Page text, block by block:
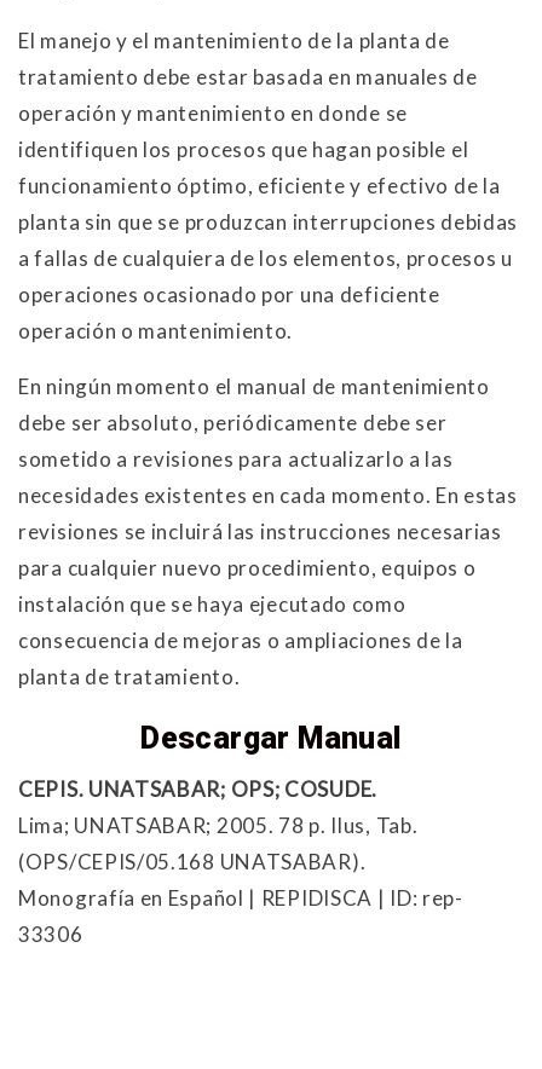
El manejo y el mantenimiento de la planta de
tratamiento debe estar basada en manuales de
operación y mantenimiento en donde se
identifiquen los procesos que hagan posible el
funcionamiento óptimo, eficiente y efectivo de la
planta sin que se produzcan interrupciones debidas
a fallas de cualquiera de los elementos, procesos u
operaciones ocasionado por una deficiente
operación o mantenimiento.
En ningún momento el manual de mantenimiento
debe ser absoluto, periódicamente debe ser
sometido a revisiones para actualizarlo a las
necesidades existentes en cada momento. En estas
revisiones se incluirá las instrucciones necesarias
para cualquier nuevo procedimiento, equipos o
instalación que se haya ejecutado como
consecuencia de mejoras o ampliaciones de la
planta de tratamiento.
Descargar Manual
CEPIS. UNATSABAR; OPS; COSUDE.
Lima; UNATSABAR; 2005. 78 p. Ilus, Tab.
(OPS/CEPIS/05.168 UNATSABAR).
Monografía en Español | REPIDISCA | ID: rep-
33306